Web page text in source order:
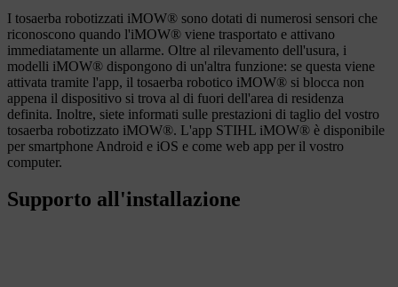
I tosaerba robotizzati iMOW® sono dotati di numerosi sensori che
riconoscono quando l'iMOW® viene trasportato e attivano
immediatamente un allarme. Oltre al rilevamento dell'usura, i
modelli iMOW® dispongono di un'altra funzione: se questa viene
attivata tramite l'app, il tosaerba robotico iMOW® si blocca non
appena il dispositivo si trova al di fuori dell'area di residenza
definita. Inoltre, siete informati sulle prestazioni di taglio del vostro
tosaerba robotizzato iMOW®. L'app STIHL iMOW® è disponibile
per smartphone Android e iOS e come web app per il vostro
computer.
Supporto all'installazione